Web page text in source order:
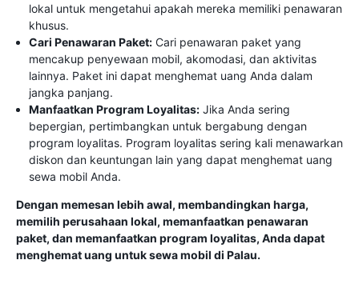
lokal untuk mengetahui apakah mereka memiliki penawaran
khusus.
Cari Penawaran Paket: Cari penawaran paket yang
mencakup penyewaan mobil, akomodasi, dan aktivitas
lainnya. Paket ini dapat menghemat uang Anda dalam
jangka panjang.
Manfaatkan Program Loyalitas: Jika Anda sering
bepergian, pertimbangkan untuk bergabung dengan
program loyalitas. Program loyalitas sering kali menawarkan
diskon dan keuntungan lain yang dapat menghemat uang
sewa mobil Anda.
Dengan memesan lebih awal, membandingkan harga,
memilih perusahaan lokal, memanfaatkan penawaran
paket, dan memanfaatkan program loyalitas, Anda dapat
menghemat uang untuk sewa mobil di Palau.